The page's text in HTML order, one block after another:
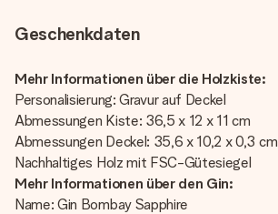
Geschenkdaten
Mehr Informationen über die Holzkiste:
Personalisierung: Gravur auf Deckel
Abmessungen Kiste: 36,5 x 12 x 11 cm
Abmessungen Deckel: 35,6 x 10,2 x 0,3 cm
Nachhaltiges Holz mit FSC-Gütesiegel
Mehr Informationen über den Gin:
Name: Gin Bombay Sapphire